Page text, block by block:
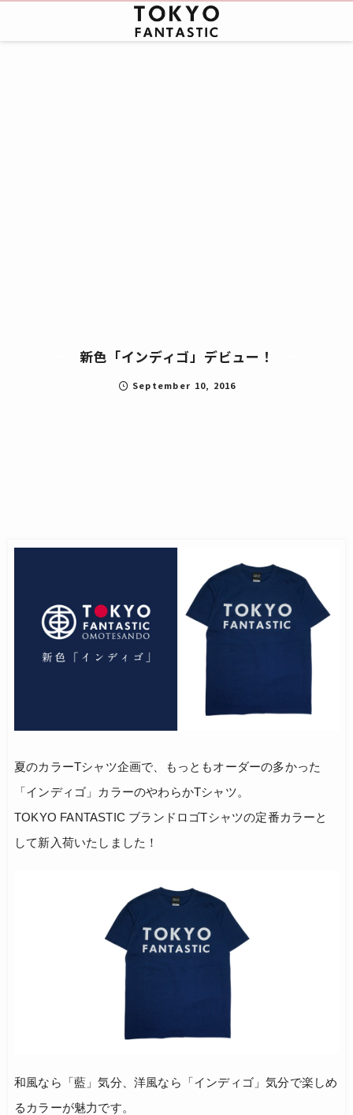
新色「インディゴ」デビュー！
September 10, 2016
夏のカラーTシャツ企画で、もっともオーダーの多かった
「インディゴ」カラーのやわらかTシャツ。
TOKYO FANTASTIC ブランドロゴTシャツの定番カラーと
して新入荷いたしました！
和風なら「藍」気分、洋風なら「インディゴ」気分で楽しめ
るカラーが魅力です。